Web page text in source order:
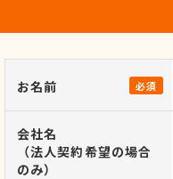
お名前 必須
会社名
（法人契約希望の場合
のみ）